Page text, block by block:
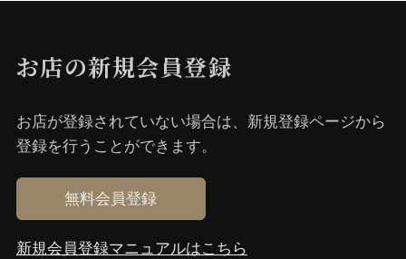
お店の新規会員登録
お店が登録されていない場合は、新規登録ページから
登録を⾏うことができます。
無料会員登録
新規会員登録マニュアルはこちら